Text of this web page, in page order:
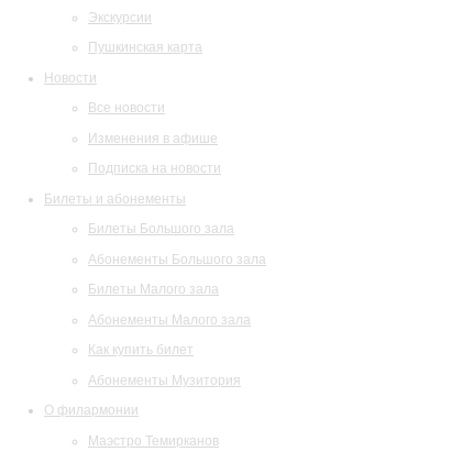
Экскурсии
Пушкинская карта
Новости
Все новости
Изменения в афише
Подписка на новости
Билеты и абонементы
Билеты Большого зала
Абонементы Большого зала
Билеты Малого зала
Абонементы Малого зала
Как купить билет
Абонементы Музитория
О филармонии
Маэстро Темирканов